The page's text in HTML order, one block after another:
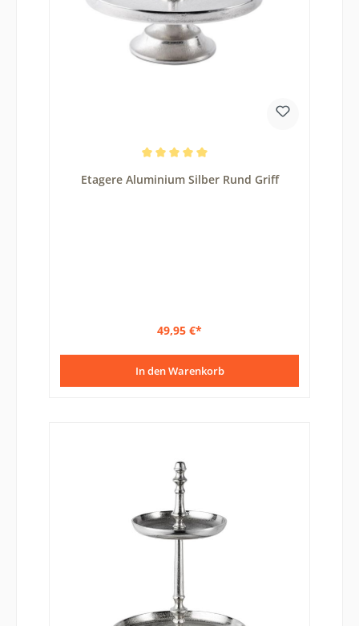
Etagere Aluminium Silber Rund Griff
49,95 €*
In den Warenkorb